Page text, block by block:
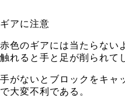
ギアに注意
赤色のギアには当たらない
触れると手と足が削られて
手がないとブロックをキャ
で大変不利である。